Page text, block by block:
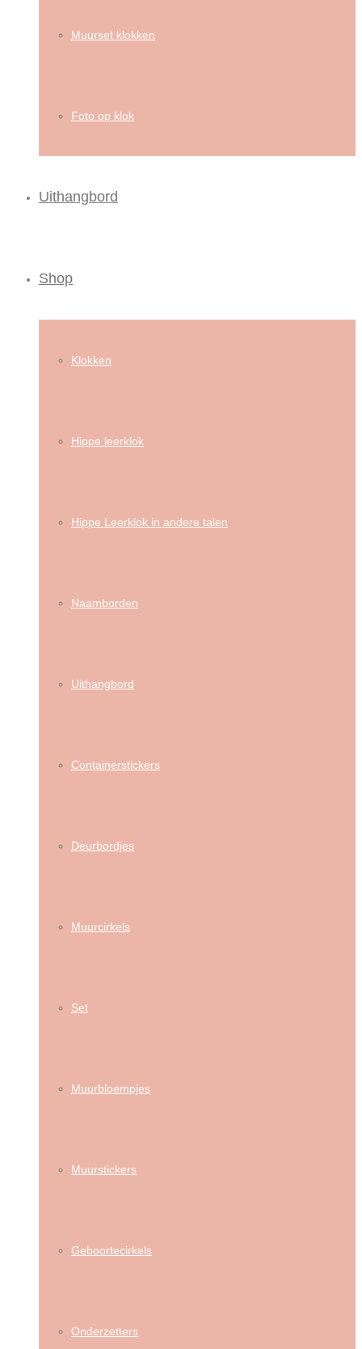
Muurset klokken
Foto op klok
Uithangbord
Shop
Klokken
Hippe leerklok
Hippe Leerklok in andere talen
Naamborden
Uithangbord
Containerstickers
Deurbordjes
Muurcirkels
Set
Muurbloempjes
Muurstickers
Geboortecirkels
Onderzetters